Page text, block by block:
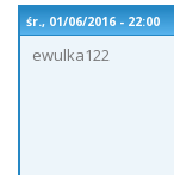
śr., 01/06/2016 - 22:00
ewulka122